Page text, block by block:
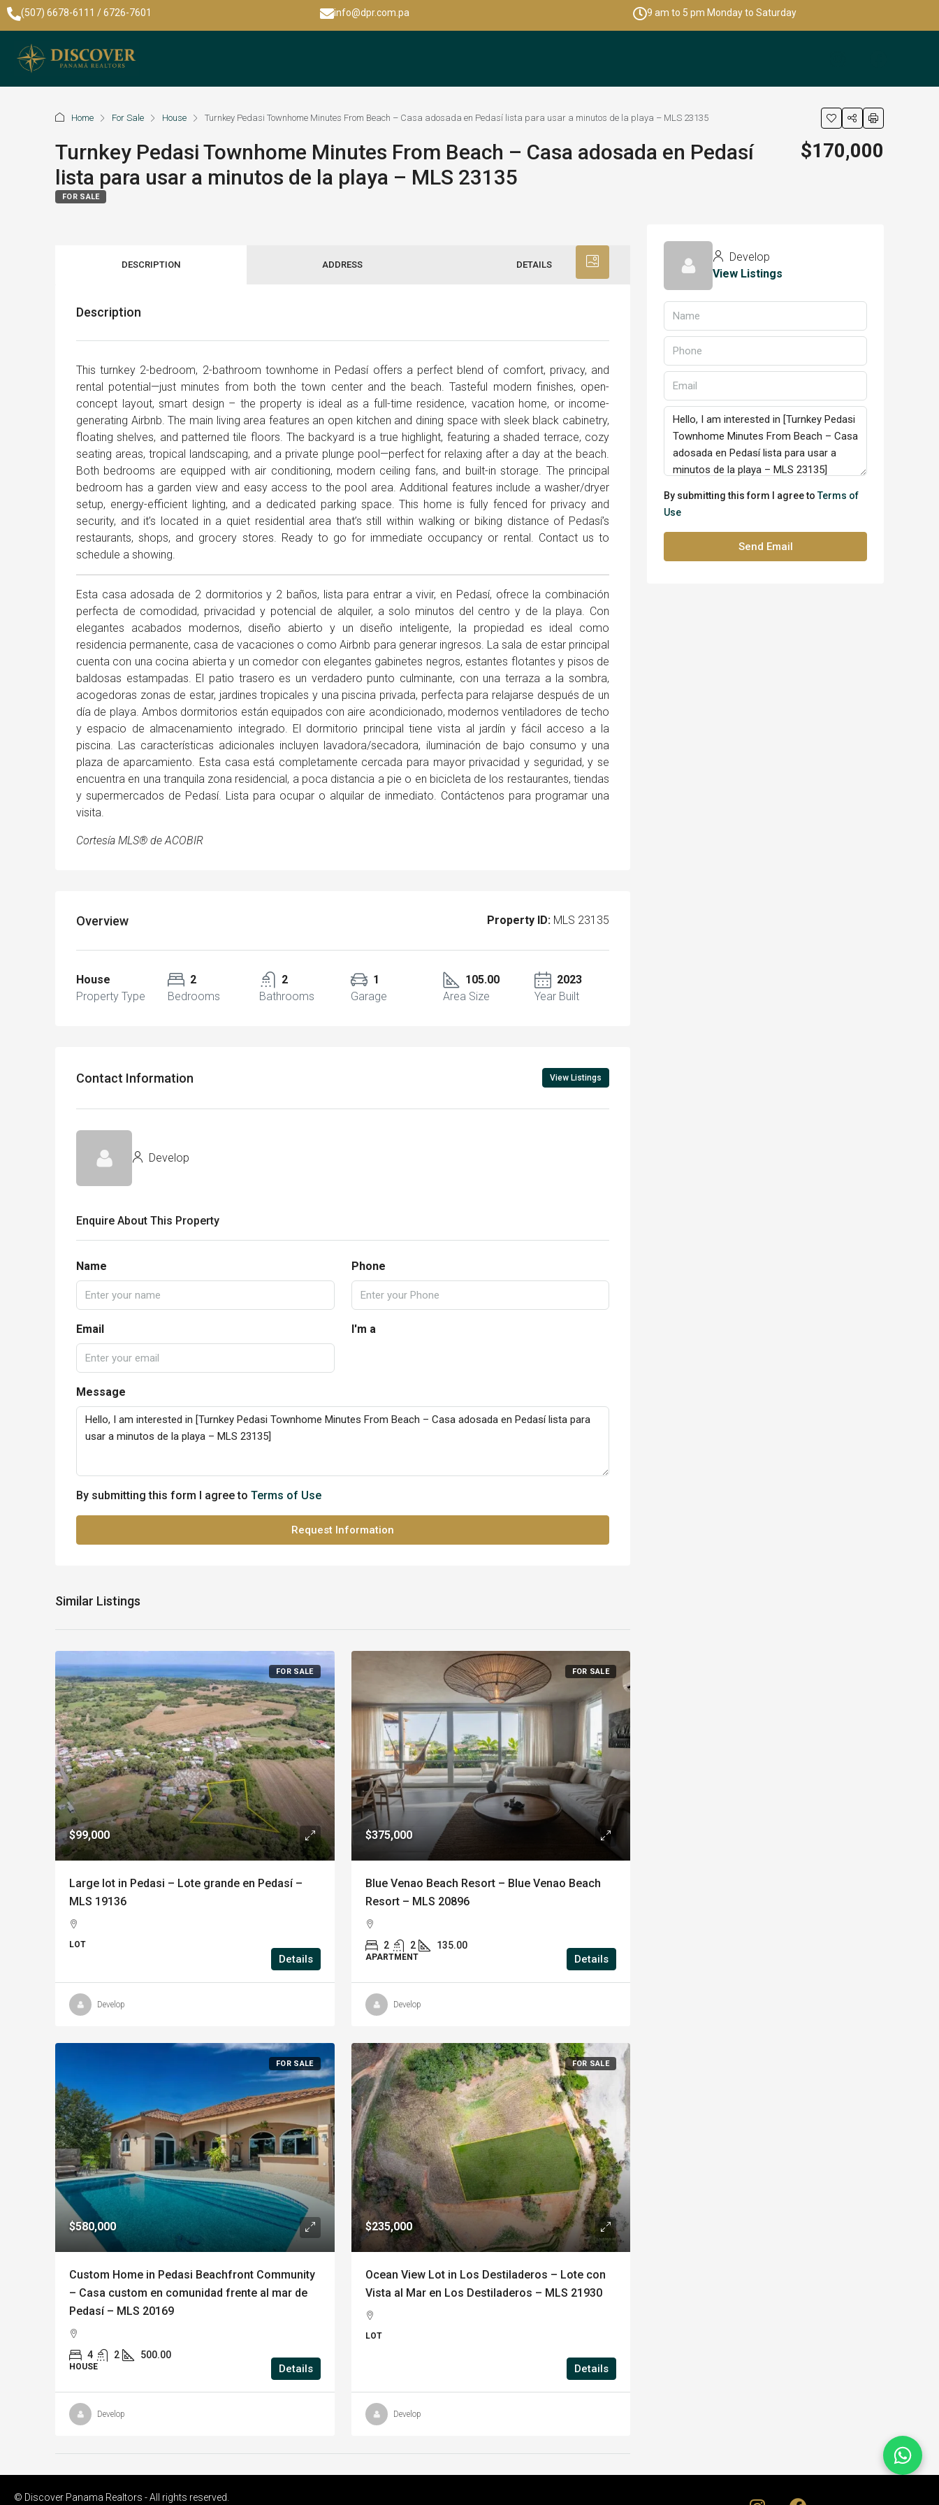
(507) 6678-6111 / 6726-7601 info@dpr.com.pa 9 am to 5 pm Monday to Saturday
Home For Sale House Turnkey Pedasi Townhome Minutes From Beach – Casa adosada en Pedasí lista para usar a minutos de la playa – MLS 23135
Turnkey Pedasi Townhome Minutes From Beach – Casa adosada en Pedasí
lista para usar a minutos de la playa – MLS 23135
FOR SALE
$170,000
DESCRIPTION ADDRESS DETAILS
Description
This turnkey 2-bedroom, 2-bathroom townhome in Pedasí offers a perfect blend of comfort, privacy, and
rental potential—just minutes from both the town center and the beach. Tasteful modern finishes, open-
concept layout, smart design – the property is ideal as a full-time residence, vacation home, or income-
generating Airbnb. The main living area features an open kitchen and dining space with sleek black cabinetry,
floating shelves, and patterned tile floors. The backyard is a true highlight, featuring a shaded terrace, cozy
seating areas, tropical landscaping, and a private plunge pool—perfect for relaxing after a day at the beach.
Both bedrooms are equipped with air conditioning, modern ceiling fans, and built-in storage. The principal
bedroom has a garden view and easy access to the pool area. Additional features include a washer/dryer
setup, energy-efficient lighting, and a dedicated parking space. This home is fully fenced for privacy and
security, and it’s located in a quiet residential area that’s still within walking or biking distance of Pedasí’s
restaurants, shops, and grocery stores. Ready to go for immediate occupancy or rental. Contact us to
schedule a showing.
Esta casa adosada de 2 dormitorios y 2 baños, lista para entrar a vivir, en Pedasí, ofrece la combinación
perfecta de comodidad, privacidad y potencial de alquiler, a solo minutos del centro y de la playa. Con
elegantes acabados modernos, diseño abierto y un diseño inteligente, la propiedad es ideal como
residencia permanente, casa de vacaciones o como Airbnb para generar ingresos. La sala de estar principal
cuenta con una cocina abierta y un comedor con elegantes gabinetes negros, estantes flotantes y pisos de
baldosas estampadas. El patio trasero es un verdadero punto culminante, con una terraza a la sombra,
acogedoras zonas de estar, jardines tropicales y una piscina privada, perfecta para relajarse después de un
día de playa. Ambos dormitorios están equipados con aire acondicionado, modernos ventiladores de techo
y espacio de almacenamiento integrado. El dormitorio principal tiene vista al jardín y fácil acceso a la
piscina. Las características adicionales incluyen lavadora/secadora, iluminación de bajo consumo y una
plaza de aparcamiento. Esta casa está completamente cercada para mayor privacidad y seguridad, y se
encuentra en una tranquila zona residencial, a poca distancia a pie o en bicicleta de los restaurantes, tiendas
y supermercados de Pedasí. Lista para ocupar o alquilar de inmediato. Contáctenos para programar una
visita.
Cortesía MLS® de ACOBIR
Overview Property ID: MLS 23135
House
Property Type
2
Bedrooms
2
Bathrooms
1
Garage
105.00
Area Size
2023
Year Built
Contact Information View Listings
Develop
Enquire About This Property
Name Phone
Email I'm a
Message
By submitting this form I agree to Terms of Use
Request Information
Similar Listings
FOR SALE
$99,000
Large lot in Pedasi – Lote grande en Pedasí –
MLS 19136
LOT
Details
Develop
FOR SALE
$375,000
Blue Venao Beach Resort – Blue Venao Beach
Resort – MLS 20896
2 2 135.00
APARTMENT Details
Develop
FOR SALE
$580,000
Custom Home in Pedasi Beachfront Community
– Casa custom en comunidad frente al mar de
Pedasí – MLS 20169
4 2 500.00
HOUSE Details
Develop
FOR SALE
$235,000
Ocean View Lot in Los Destiladeros – Lote con
Vista al Mar en Los Destiladeros – MLS 21930
LOT
Details
Develop
Develop
View Listings
By submitting this form I agree toTerms of
Use
Send Email
© Discover Panama Realtors - All rights reserved.